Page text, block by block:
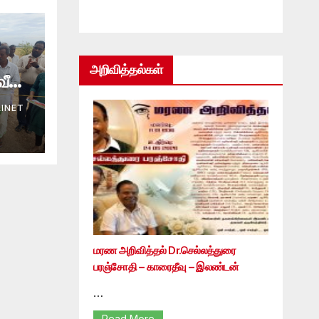
அறிவித்தல்கள்
மரண அறிவித்தல் Dr.செல்லத்துரை
பரஞ்சோதி – காரைதீவு – இலண்டன்
…